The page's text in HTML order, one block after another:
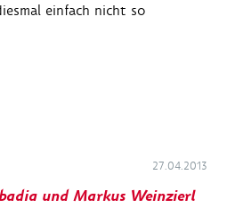
einfach nicht so
27.04.2013
und Markus Weinzierl